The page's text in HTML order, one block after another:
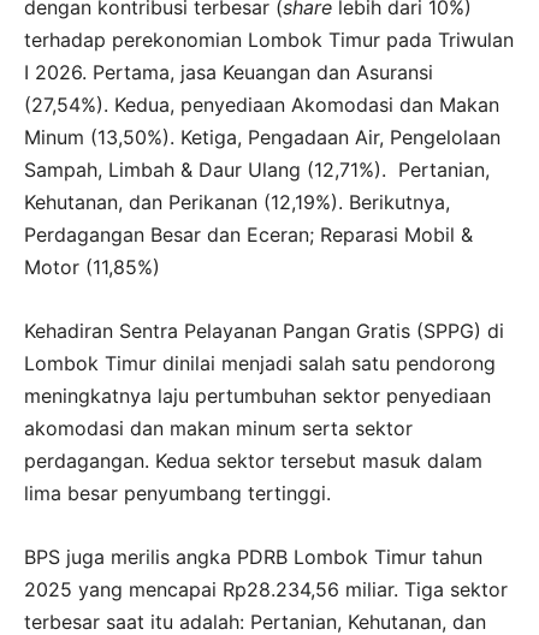
dengan kontribusi terbesar (share lebih dari 10%)
terhadap perekonomian Lombok Timur pada Triwulan
I 2026. Pertama, jasa Keuangan dan Asuransi
(27,54%). Kedua, penyediaan Akomodasi dan Makan
Minum (13,50%). Ketiga, Pengadaan Air, Pengelolaan
Sampah, Limbah & Daur Ulang (12,71%). Pertanian,
Kehutanan, dan Perikanan (12,19%). Berikutnya,
Perdagangan Besar dan Eceran; Reparasi Mobil &
Motor (11,85%)
Kehadiran Sentra Pelayanan Pangan Gratis (SPPG) di
Lombok Timur dinilai menjadi salah satu pendorong
meningkatnya laju pertumbuhan sektor penyediaan
akomodasi dan makan minum serta sektor
perdagangan. Kedua sektor tersebut masuk dalam
lima besar penyumbang tertinggi.
BPS juga merilis angka PDRB Lombok Timur tahun
2025 yang mencapai Rp28.234,56 miliar. Tiga sektor
terbesar saat itu adalah: Pertanian, Kehutanan, dan